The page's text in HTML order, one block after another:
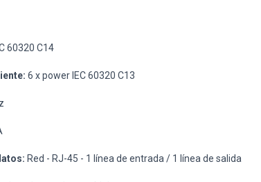
60320 C14
6 x power IEC 60320 C13
Red - RJ-45 - 1 línea de entrada / 1 línea de salida